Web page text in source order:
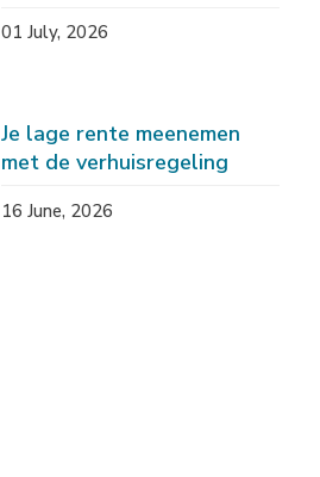
01 July, 2026
Je lage rente meenemen
met de verhuisregeling
16 June, 2026